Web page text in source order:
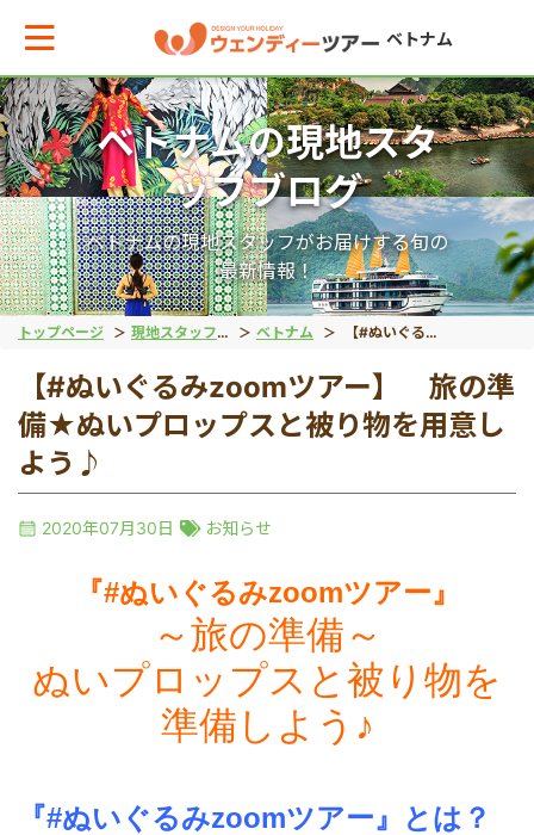
ベトナム
トップページ 現地スタッフブログ ベトナム 【#ぬいぐるみzoomツアー】 旅の準備★ぬいプロップスと被り物を用意しよう♪
ベトナムの現地スタ
ッフブログ
ベトナムの現地スタッフがお届けする旬の
最新情報！
【#ぬいぐるみzoomツアー】 旅の準
備★ぬいプロップスと被り物を用意し
よう♪
2020年07月30日 お知らせ
『#ぬいぐるみzoomツアー』
～旅の準備～
ぬいプロップスと被り物を
準備しよう♪
『#ぬいぐるみzoomツアー』 とは？
メインメニューへ戻る
アからお役立ち情報を探す
ドネシア
ナム
ーシア
ボジア